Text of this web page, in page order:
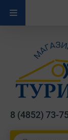
8 (4852) 73-